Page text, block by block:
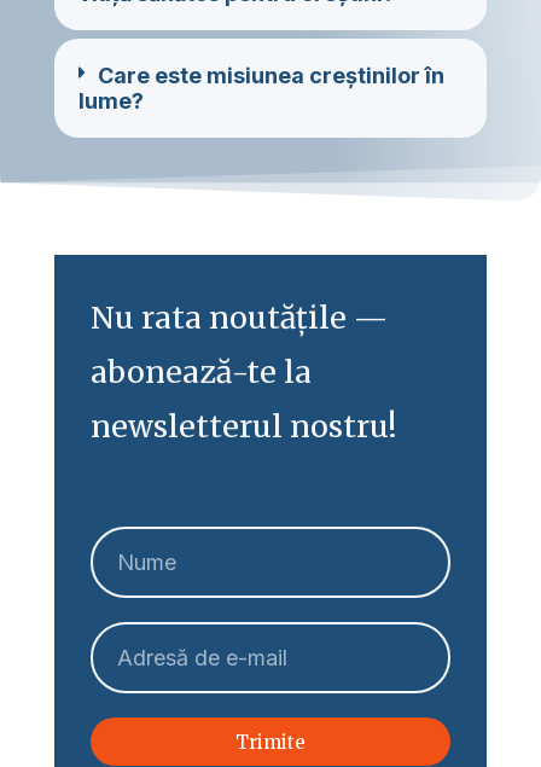
Care este misiunea creștinilor în
lume?
Nu rata noutățile —
abonează-te la
newsletterul nostru!
Trimite